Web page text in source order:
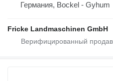
Германия, Bockel - Gyhum
Fricke Landmaschinen GmbH